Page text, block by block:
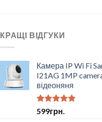
КРАЩІ ВІДГУКИ
Камера IP Wi Fi
I21AG 1MP
відеоняня
Оцінено в
з 5
599грн.